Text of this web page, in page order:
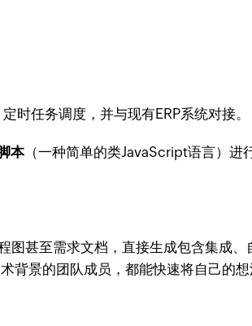
任务调度，并与现有ERP系统对接。
本（一种简单的类JavaScript语言）进
甚至需求文档，直接生成包含集成、
背景的团队成员，都能快速将自己的